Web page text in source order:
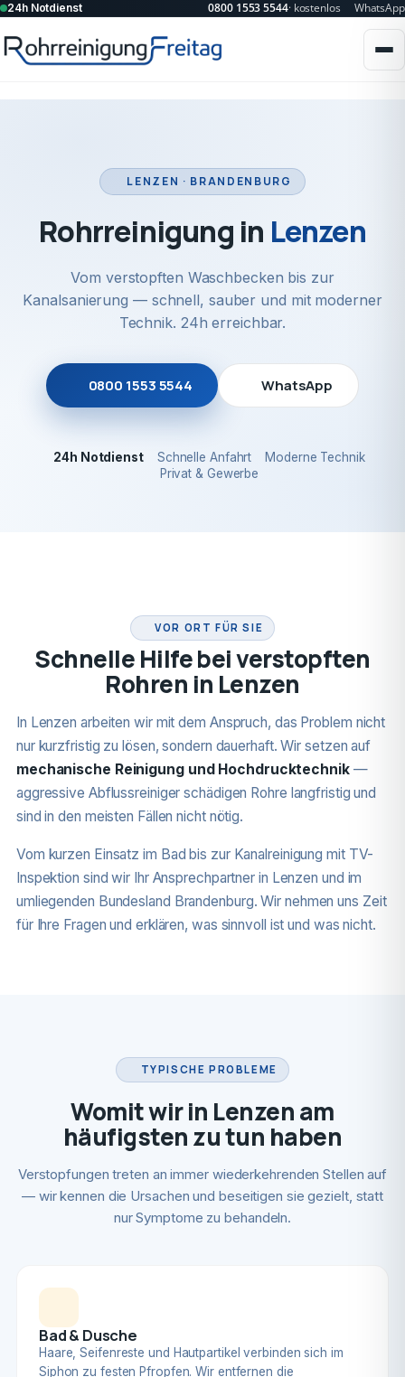
24h Notdienst 0800 1553 5544· kostenlos WhatsApp
LENZEN · BRANDENBURG
Rohrreinigung in Lenzen
Vom verstopften Waschbecken bis zur
Kanalsanierung — schnell, sauber und mit moderner
Technik. 24h erreichbar.
0800 1553 5544 WhatsApp
24h Notdienst Schnelle Anfahrt
Moderne Technik
Privat & Gewerbe
VOR ORT FÜR SIE
Schnelle Hilfe bei verstopften
Rohren in Lenzen
In Lenzen arbeiten wir mit dem Anspruch, das Problem nicht
nur kurzfristig zu lösen, sondern dauerhaft. Wir setzen auf
mechanische Reinigung und Hochdrucktechnik—
aggressive Abflussreiniger schädigen Rohre langfristig und
sind in den meisten Fällen nicht nötig.
Vom kurzen Einsatz im Bad bis zur Kanalreinigung mit TV-
Inspektion sind wir Ihr Ansprechpartner in Lenzen und im
umliegenden Bundesland Brandenburg. Wir nehmen uns Zeit
für Ihre Fragen und erklären, was sinnvoll ist und was nicht.
TYPISCHE PROBLEME
Womit wir in Lenzen am
häufigsten zu tun haben
Verstopfungen treten an immer wiederkehrenden Stellen auf
— wir kennen die Ursachen und beseitigen sie gezielt, statt
nur Symptome zu behandeln.
Bad & Dusche
Haare, Seifenreste und Hautpartikel verbinden sich im
Siphon zu festen Pfropfen. Wir entfernen die